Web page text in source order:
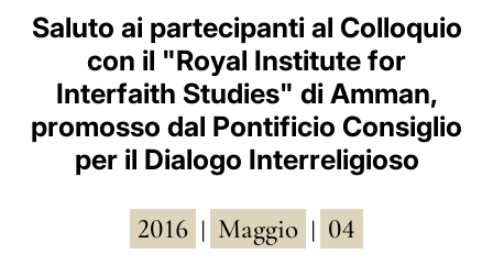
ESPAÑOL
DEUTSCH
POLSKI
العربيّة
中文
LATINE
Saluto ai partecipanti al Colloquio
con il "Royal Institute for
Interfaith Studies" di Amman,
promosso dal Pontificio Consiglio
per il Dialogo Interreligioso
2016 Maggio 04